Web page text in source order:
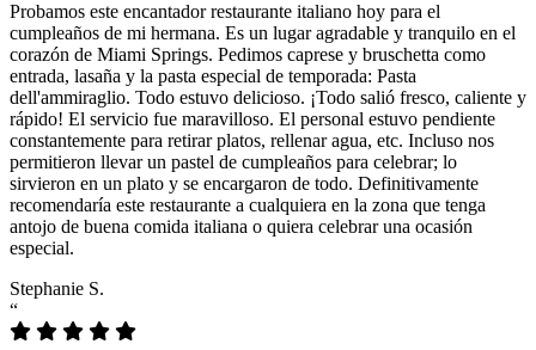
Probamos este encantador restaurante italiano hoy para el
cumpleaños de mi hermana. Es un lugar agradable y tranquilo en el
corazón de Miami Springs. Pedimos caprese y bruschetta como
entrada, lasaña y la pasta especial de temporada: Pasta
dell'ammiraglio. Todo estuvo delicioso. ¡Todo salió fresco, caliente y
rápido! El servicio fue maravilloso. El personal estuvo pendiente
constantemente para retirar platos, rellenar agua, etc. Incluso nos
permitieron llevar un pastel de cumpleaños para celebrar; lo
sirvieron en un plato y se encargaron de todo. Definitivamente
recomendaría este restaurante a cualquiera en la zona que tenga
antojo de buena comida italiana o quiera celebrar una ocasión
especial.
Stephanie S.
“